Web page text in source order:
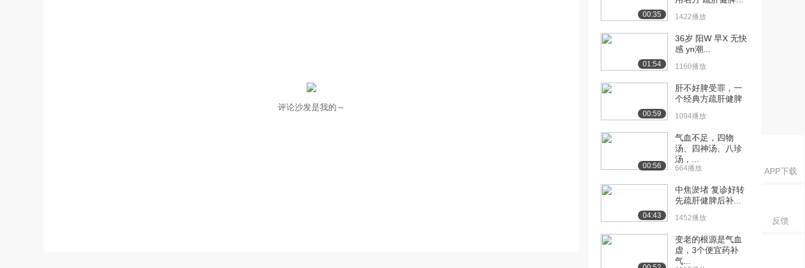
APP下载
反馈
评论沙发是我的～
00:35 1422播放
01:54
36岁 阳W 早X 无快
感 yn潮...
1160播放
00:59
肝不好脾受罪，一
个经典方疏肝健脾
1094播放
00:56
气血不足，四物
汤、四神汤、八珍
汤，...
664播放
04:43
中焦淤堵 复诊好转
先疏肝健脾后补...
1452播放
变老的根源是气血
虚，3个便宜药补
气...